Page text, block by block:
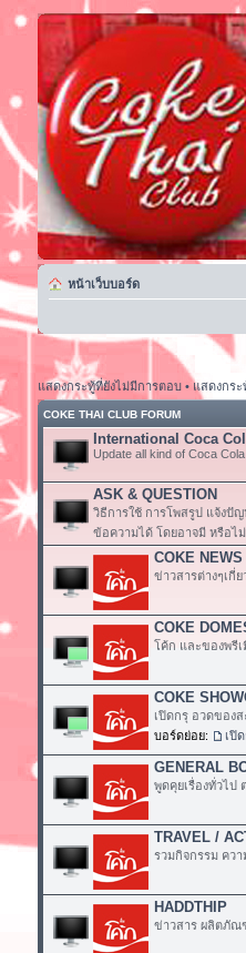
หน้าเว็บบอร์ด
แสดงกระทู้ที่ยังไม่มีการตอบ• แสดงกระ
COKE THAI CLUB FORUM
International Coca
Update all kind of Coca
ASK & QUESTION
วิธีการใช้ การโพสรูป แจ้งปั
ข้อความได้ โดยอาจมี หรือไ
COKE NEWS
ข่าวสารต่างๆเกี่
COKE
โค้ก และของพรี
COKE
เปิดกรุ อวดของ
บอร์ดย่อย:
เปิ
GENERAL
พูดคุยเรื่องทั่วไป
TRAVEL /
รวมกิจกรรม ควา
HADDTHIP
ข่าวสาร ผลิตภัณ